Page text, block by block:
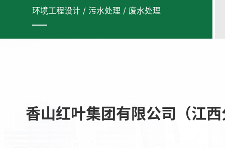
环境工程设计 / 污水处理 / 废水处理
香山红叶集团有限公司（江